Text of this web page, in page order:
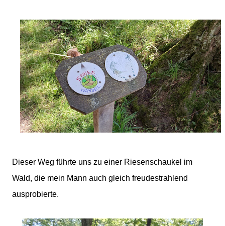
Dieser Weg führte uns zu einer Riesenschaukel im
Wald, die mein Mann auch gleich freudestrahlend
ausprobierte.